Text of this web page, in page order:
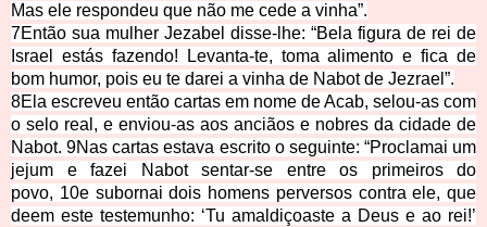
Mas ele respondeu que não me cede a vinha”.
7Então sua mulher Jezabel disse-lhe: “Bela figura de rei de
Israel estás fazendo! Levanta-te, toma alimento e fica de
bom humor, pois eu te darei a vinha de Nabot de Jezrael”.
8Ela escreveu então cartas em nome de Acab, selou-as com
o selo real, e enviou-as aos anciãos e nobres da cidade de
Nabot.9Nas cartas estava escrito o seguinte: “Proclamai um
jejum e fazei Nabot sentar-se entre os primeiros do
povo, 10e subornai dois homens perversos contra ele, que
deem este testemunho: ‘Tu amaldiçoaste a Deus e ao rei!’